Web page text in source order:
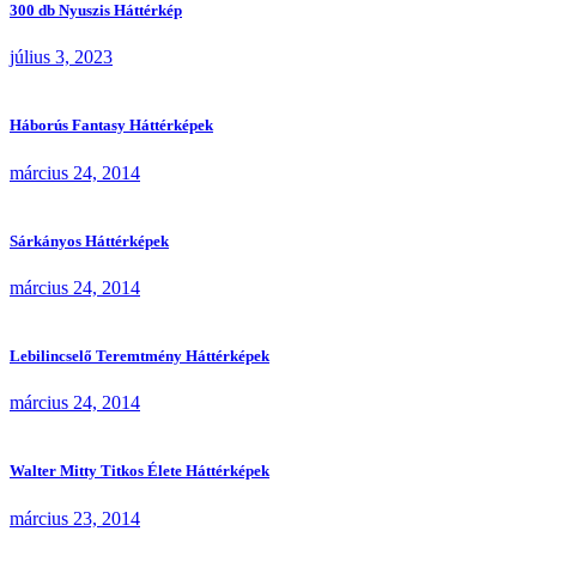
300 db Nyuszis Háttérkép
július 3, 2023
Háborús Fantasy Háttérképek
március 24, 2014
Sárkányos Háttérképek
március 24, 2014
Lebilincselő Teremtmény Háttérképek
március 24, 2014
Walter Mitty Titkos Élete Háttérképek
március 23, 2014